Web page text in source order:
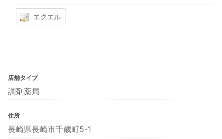
エクエル
店舗タイプ
調剤薬局
住所
長崎県長崎市千歳町5-1